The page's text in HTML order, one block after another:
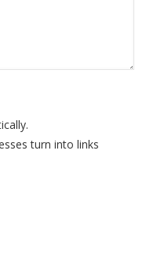
turn into links